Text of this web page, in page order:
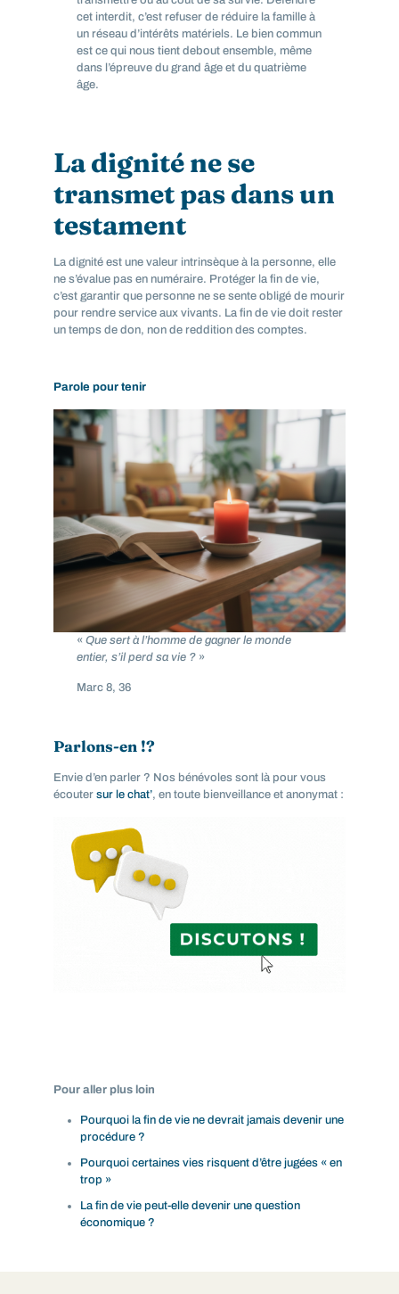
cet interdit, c’est refuser de réduire la famille à
un réseau d’intérêts matériels. Le bien commun
est ce qui nous tient debout ensemble, même
dans l’épreuve du grand âge et du quatrième
âge.
La dignité ne se
transmet pas dans un
testament
La dignité est une valeur intrinsèque à la personne, elle
ne s’évalue pas en numéraire. Protéger la fin de vie,
c’est garantir que personne ne se sente obligé de mourir
pour rendre service aux vivants. La fin de vie doit rester
un temps de don, non de reddition des comptes.
Parole pour tenir
«Que sert à l’homme de gagner le monde
entier, s’il perd sa vie ? »
Marc 8, 36
Parlons-en !?
Envie d’en parler ? Nos bénévoles sont là pour vous
écouter sur le chat’, en toute bienveillance et anonymat :
Pour aller plus loin
Pourquoi la fin de vie ne devrait jamais devenir une
procédure ?
Pourquoi certaines vies risquent d’être jugées « en
trop »
La fin de vie peut-elle devenir une question
économique ?